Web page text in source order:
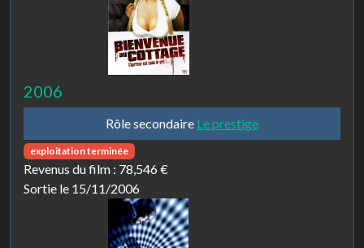
2006
Rôle secondaire Le prestige
exploitation terminée
Revenus du film : 78,546 €
Sortie le 15/11/2006